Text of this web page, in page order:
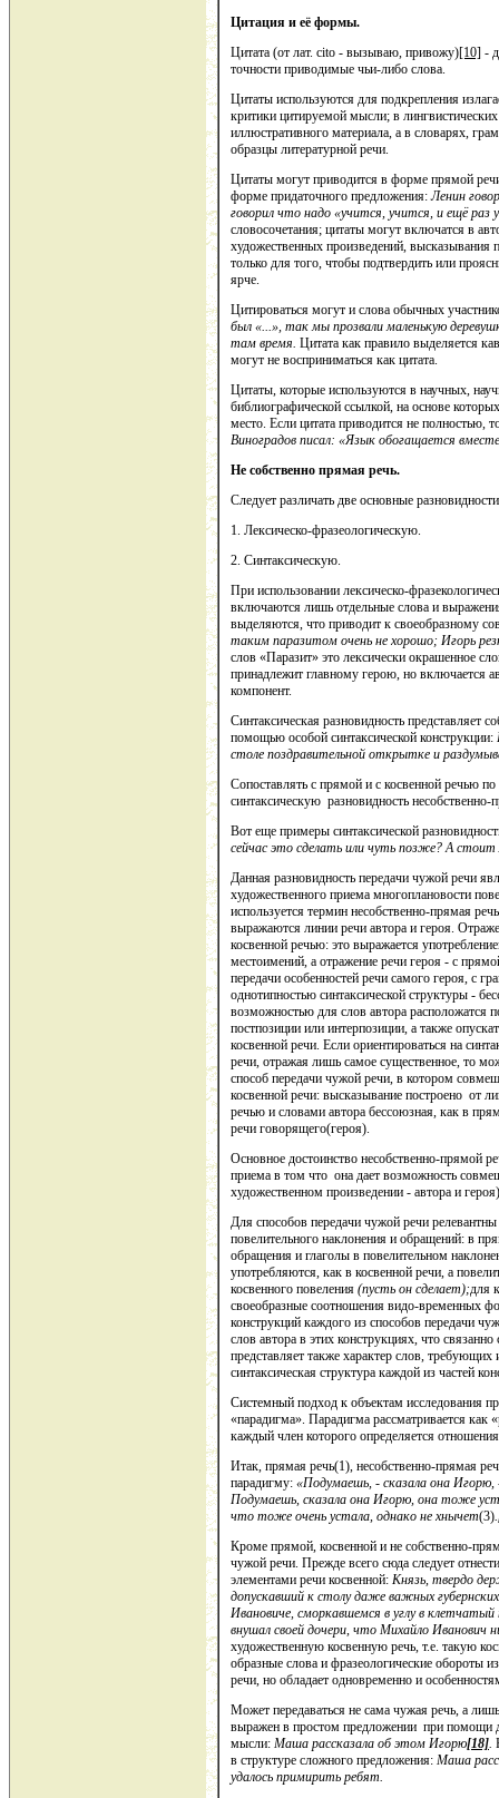
Цитация и её формы.
Цитата (от лат. cito - вызываю, привожу)[10] -
точности приводимые чьи-либо слова.
Цитаты используются для подкрепления
критики цитируемой мысли; в
иллюстративного материала, а в словарях,
образцы литературной речи.
Цитаты могут приводится в форме прямой
форме придаточного предложения:Ленин
говорил что надо «учится, учится, и ещё раз
словосочетания; цитаты могут включатся в
художественных произведений, высказывания
только для того, чтобы подтвердить или
ярче.
Цитироваться могут и слова обычных
был «...», так мы прозвали маленькую
там время. Цитата как правило выделяется
могут не восприниматься как цитата.
Цитаты, которые используются в научных,
библиографической ссылкой, на основе
место. Если цитата приводится не полностью,
Виноградов писал: «Язык обогащается
Не собственно прямая речь.
Следует различать две основные
1. Лексическо-фразеологическую.
2. Синтаксическую.
При использовании лексическо-
включаются лишь отдельные слова и
выделяются, что приводит к своеобразному
таким паразитом очень не хорошо; Игорь
слов «Паразит» это лексически окрашенное
принадлежит главному герою, но включается
компонент.
Синтаксическая разновидность представляет
помощью особой синтаксической конструкции:
столе поздравительной открытке и
Сопоставлять с прямой и с косвенной речью
синтаксическую разновидность несобственно-
Вот еще примеры синтаксической
сейчас это сделать или чуть позже? А
Данная разновидность передачи чужой речи
художественного приема многоплановости
используется термин несобственно-прямая
выражаются линии речи автора и героя.
косвенной речью: это выражается
местоимений, а отражение речи героя - с
передачи особенностей речи самого героя, с
однотипностью синтаксической структуры -
возможностью для слов автора расположатся
постпозиции или интерпозиции, а также
косвенной речи. Если ориентироваться на
речи, отражая лишь самое существенное, то
способ передачи чужой речи, в котором
косвенной речи: высказывание построено от
речью и словами автора бессоюзная, как в
речи говорящего(героя).
Основное достоинство несобственно-прямой
приема в том что она дает возможность
художественном произведении - автора и
Для способов передачи чужой речи
повелительного наклонения и обращений: в
обращения и глаголы в повелительном
употребляются, как в косвенной речи, а
косвенного повеления (пусть он сделает);для
своеобразные соотношения видо-временных
конструкций каждого из способов передачи
слов автора в этих конструкциях, что
представляет также характер слов,
синтаксическая структура каждой из частей
Системный подход к объектам исследования
«парадигма». Парадигма рассматривается
каждый член которого определяется
Итак, прямая речь(1), несобственно-прямая
парадигму: «Подумаешь, - сказала она
Подумаешь, сказала она Игорю, она тоже
что тоже очень устала, однако не хнычет(3).
Кроме прямой, косвенной и не собственно-
чужой речи. Прежде всего сюда следует
элементами речи косвенной: Князь, твердо
допускавший к столу даже важных
Ивановиче, сморкавшемся в углу в
внушал своей дочери, что Михайло Иванович
художественную косвенную речь, т.е. такую
образные слова и фразеологические обороты
речи, но обладает одновременно и
Может передаваться не сама чужая речь, а
выражен в простом предложении при помощи
мысли: Маша рассказала об этом Игорю[18].
в структуре сложного предложения: Маша
удалось примирить ребят.